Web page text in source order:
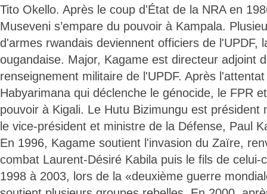
Tito Okello. Après le coup d'État de la NRA en
Museveni s’empare du pouvoir à Kampala.
d'armes rwandais deviennent officiers de l'UPDF,
ougandaise. Major, Kagame est directeur adjoint
renseignement militaire de l'UPDF. Après
Habyarimana qui déclenche le génocide, le FPR
pouvoir à Kigali. Le Hutu Bizimungu est président
le vice-président et ministre de la Défense, Paul
En 1996, Kagame soutient l'invasion du Zaïre,
combat Laurent-Désiré Kabila puis le fils de celui-
1998 à 2003, lors de la «deuxième guerre